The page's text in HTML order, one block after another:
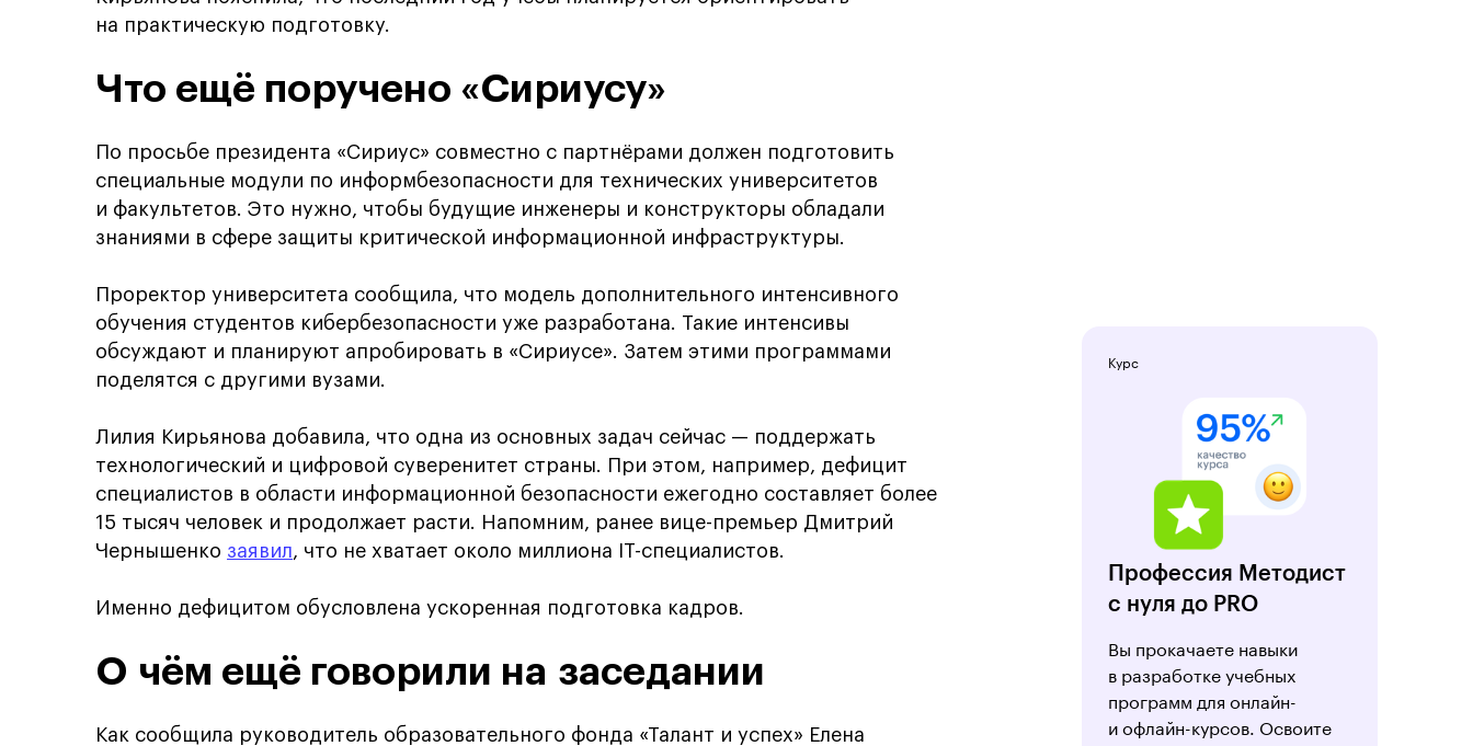
Курс
Профессия Методист
с нуля до PRO
Вы прокачаете навыки
в разработке учебных
программ для онлайн-
и офлайн-курсов. Освоите
на практическую подготовку.
Что ещё поручено «Сириусу»
По просьбе президента «Сириус» совместно с партнёрами должен подготовить
специальные модули по информбезопасности для технических университетов
и факультетов. Это нужно, чтобы будущие инженеры и конструкторы обладали
знаниями в сфере защиты критической информационной инфраструктуры.
Проректор университета сообщила, что модель дополнительного интенсивного
обучения студентов кибербезопасности уже разработана. Такие интенсивы
обсуждают и планируют апробировать в «Сириусе». Затем этими программами
поделятся с другими вузами.
Лилия Кирьянова добавила, что одна из основных задач сейчас — поддержать
технологический и цифровой суверенитет страны. При этом, например, дефицит
специалистов в области информационной безопасности ежегодно составляет более
15 тысяч человек и продолжает расти. Напомним, ранее вице-премьер Дмитрий
Чернышенко заявил, что не хватает около миллиона IT-специалистов.
Именно дефицитом обусловлена ускоренная подготовка кадров.
О чём ещё говорили на заседании
Как сообщила руководитель образовательного фонда «Талант и успех» Елена